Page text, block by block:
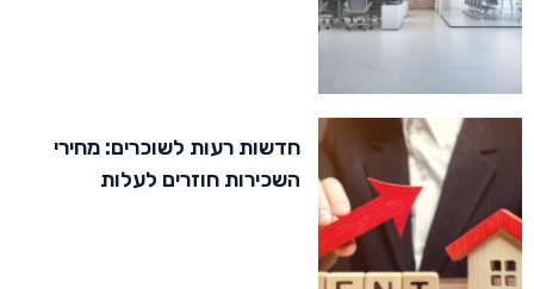
חדשות רעות לשוכרים: מחירי
השכירות חוזרים לעלות